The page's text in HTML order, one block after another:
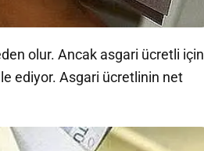
olur. Ancak asgari ücretli için
ediyor. Asgari ücretlinin net